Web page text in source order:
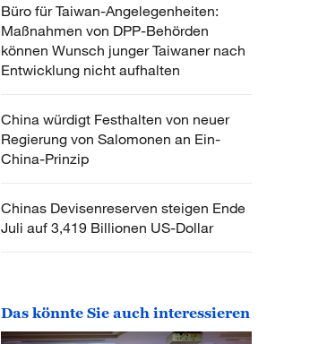
Büro für Taiwan-Angelegenheiten:
Maßnahmen von DPP-Behörden
können Wunsch junger Taiwaner nach
Entwicklung nicht aufhalten
China würdigt Festhalten von neuer
Regierung von Salomonen an Ein-
China-Prinzip
Chinas Devisenreserven steigen Ende
Juli auf 3,419 Billionen US-Dollar
Das könnte Sie auch interessieren